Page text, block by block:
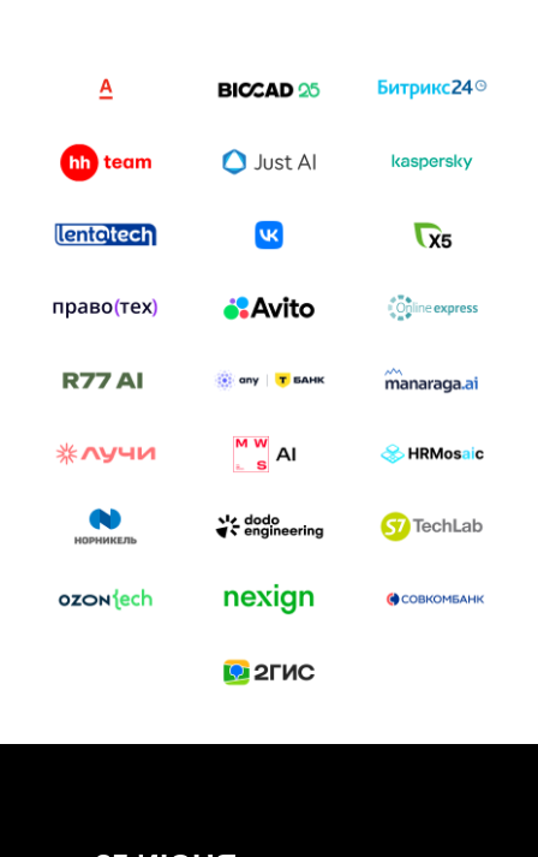
к построению бизнеса и созданию технологий под
И БИТВА АГЕНТОВ